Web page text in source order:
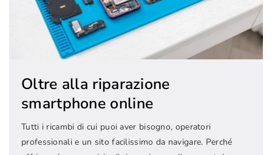
Oltre alla riparazione
smartphone online
Tutti i ricambi di cui puoi aver bisogno, operatori
professionali e un sito facilissimo da navigare. Perché